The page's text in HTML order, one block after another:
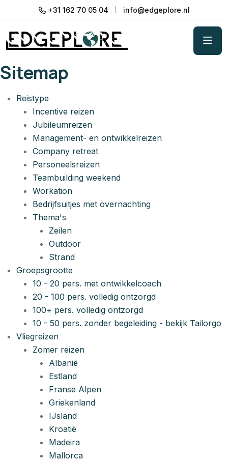
+31 162 70 05 04 info@edgeplore.nl
Sitemap
Reistype
Incentive reizen
Jubileumreizen
Management- en ontwikkelreizen
Company retreat
Personeelsreizen
Teambuilding weekend
Workation
Bedrijfsuitjes met overnachting
Thema's
Zeilen
Outdoor
Strand
Groepsgrootte
10 - 20 pers. met ontwikkelcoach
20 - 100 pers. volledig ontzorgd
100+ pers. volledig ontzorgd
10 - 50 pers. zonder begeleiding - bekijk Tailorgo
Vliegreizen
Zomer reizen
Albanië
Estland
Franse Alpen
Griekenland
IJsland
Kroatië
Madeira
Mallorca